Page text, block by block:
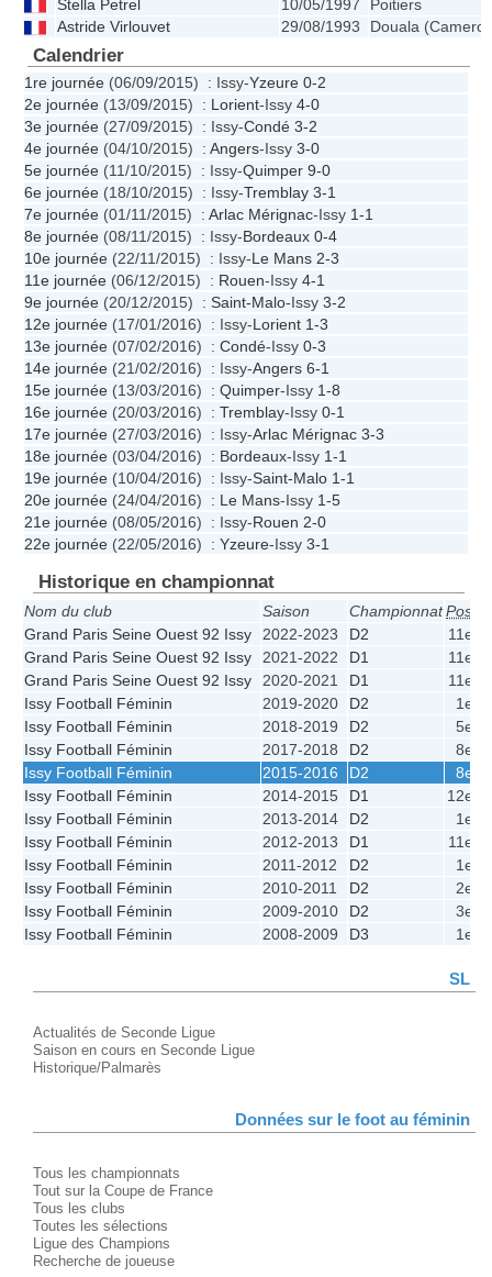
Stella Petrel
10/05/1997
Poitiers
Astride Virlouvet
29/08/1993 Douala
Calendrier
1re journée (06/09/2015) : Issy-Yzeure 0-2
2e journée (13/09/2015) : Lorient-Issy 4-0
3e journée (27/09/2015) : Issy-Condé 3-2
4e journée (04/10/2015) : Angers-Issy 3-0
5e journée (11/10/2015) : Issy-Quimper 9-0
6e journée (18/10/2015) : Issy-Tremblay 3-1
7e journée (01/11/2015) : Arlac Mérignac-Issy 1-1
8e journée (08/11/2015) : Issy-Bordeaux 0-4
10e journée (22/11/2015) : Issy-Le Mans 2-3
11e journée (06/12/2015) : Rouen-Issy 4-1
9e journée (20/12/2015) : Saint-Malo-Issy 3-2
12e journée (17/01/2016) : Issy-Lorient 1-3
13e journée (07/02/2016) : Condé-Issy 0-3
14e journée (21/02/2016) : Issy-Angers 6-1
15e journée (13/03/2016) : Quimper-Issy 1-8
16e journée (20/03/2016) : Tremblay-Issy 0-1
17e journée (27/03/2016) : Issy-Arlac Mérignac 3-3
18e journée (03/04/2016) : Bordeaux-Issy 1-1
19e journée (10/04/2016) : Issy-Saint-Malo 1-1
20e journée (24/04/2016) : Le Mans-Issy 1-5
21e journée (08/05/2016) : Issy-Rouen 2-0
22e journée (22/05/2016) : Yzeure-Issy 3-1
Historique en championnat
Nom du club Saison ChampionnatPos.
Grand Paris Seine Ouest 92 Issy
2022-2023 D2 11e
Grand Paris Seine Ouest 92 Issy
2021-2022 D1 11e
Grand Paris Seine Ouest 92 Issy
2020-2021 D1 11e
Issy Football Féminin
2019-2020 D2 1e
Issy Football Féminin
2018-2019 D2 5e
Issy Football Féminin
2017-2018 D2 8e
Issy Football Féminin
2015-2016 D2 8e
Issy Football Féminin
2014-2015 D1 12e
Issy Football Féminin
2013-2014 D2 1e
Issy Football Féminin
2012-2013 D1 11e
Issy Football Féminin
2011-2012 D2 1e
Issy Football Féminin
2010-2011 D2 2e
Issy Football Féminin
2009-2010 D2 3e
Issy Football Féminin
2008-2009 D3 1e
SL
Actualités de Seconde Ligue
Saison en cours en Seconde Ligue
Historique/Palmarès
Données sur le foot au féminin
Tous les championnats
Tout sur la Coupe de France
Tous les clubs
Toutes les sélections
Ligue des Champions
Recherche de joueuse